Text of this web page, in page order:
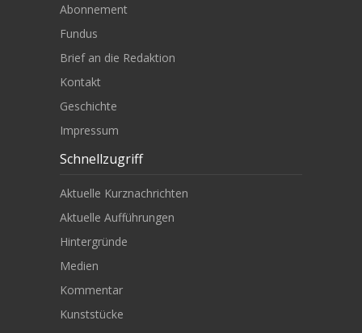
Abonnement
Fundus
Brief an die Redaktion
Kontakt
Geschichte
Impressum
Schnellzugriff
Aktuelle Kurznachrichten
Aktuelle Aufführungen
Hintergründe
Medien
Kommentar
Kunststücke